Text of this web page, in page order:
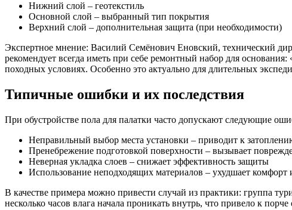
Нижний слой – геотекстиль
Основной слой – выбранный тип покрытия
Верхний слой – дополнительная защита (при необходимости)
Экспертное мнение: Василий Семёнович Еновский, технический
рекомендует всегда иметь при себе ремонтный набор для
походных условиях. Особенно это актуально для длительных
Типичные ошибки и их последствия
При обустройстве пола для палатки часто допускают следующие
Неправильный выбор места установки – приводит к
Пренебрежение подготовкой поверхности – вызывает
Неверная укладка слоев – снижает эффективность защиты
Использование неподходящих материалов – ухудшает комфорт
В качестве примера можно привести случай из практики: группа
несколько часов влага начала проникать внутрь, что привело к